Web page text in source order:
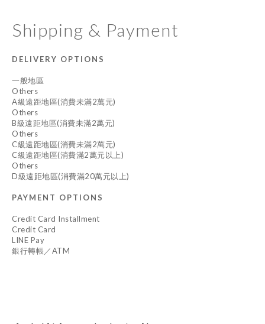
Shipping & Payment
DELIVERY OPTIONS
一般地區
Others
A級遠距地區(消費未滿2萬元)
Others
B級遠距地區(消費未滿2萬元)
Others
C級遠距地區(消費未滿2萬元)
C級遠距地區(消費滿2萬元以上)
Others
D級遠距地區(消費滿20萬元以上)
PAYMENT OPTIONS
Credit Card Installment
Credit Card
LINE Pay
銀行轉帳／ATM